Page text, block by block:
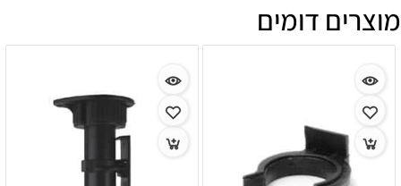
מוצרים דומים